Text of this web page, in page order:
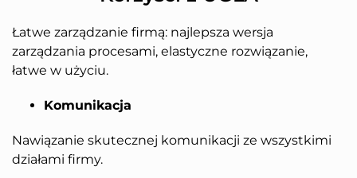
Łatwe zarządzanie firmą: najlepsza wersja
zarządzania procesami, elastyczne rozwiązanie,
łatwe w użyciu.
Komunikacja
Nawiązanie skutecznej komunikacji ze wszystkimi
działami firmy.